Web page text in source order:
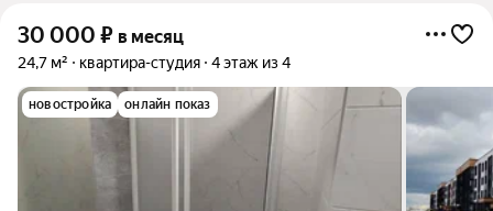
30 000 ₽ в месяц
24,7 м² квартира-студия 4 этаж из 4
новостройка онлайн показ